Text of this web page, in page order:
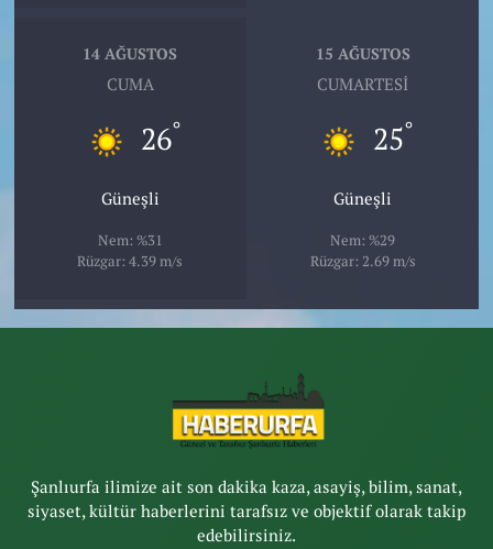
14 AĞUSTOS
CUMA
26°
Güneşli
Nem: %31
Rüzgar: 4.39 m/s
15 AĞUSTOS
CUMARTESI
25°
Güneşli
Nem: %29
Rüzgar: 2.69 m/s
Şanlıurfa ilimize ait son dakika kaza, asayiş, bilim, sanat,
siyaset, kültür haberlerini tarafsız ve objektif olarak takip
edebilirsiniz.